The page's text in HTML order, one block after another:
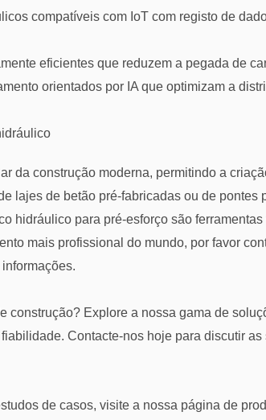
compatíveis com IoT com registo de
eficientes que reduzem a pegada de
orientados por IA que optimizam a
da construção moderna, permitindo a
lajes de betão pré-fabricadas ou de pontes
hidráulico para pré-esforço são
mais profissional do mundo, por favor
construção? Explore a nossa gama de
Contacte-nos hoje para discutir
de casos, visite a nossa página de